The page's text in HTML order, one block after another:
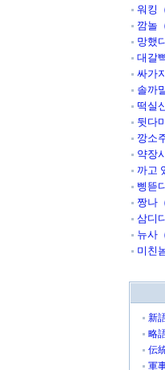
워킹
깜놀
망했
대갈
싸가
솔까
떡실
뒷다
깡소
약장
까고
삥뜯
짱나
삼디
뉴사
미친
新
略
伝
軍